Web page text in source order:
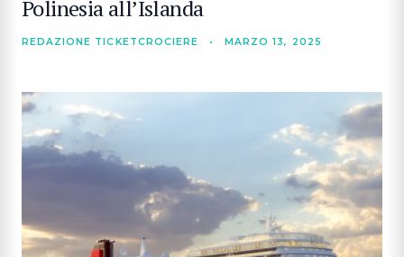
Polinesia all’Islanda
REDAZIONE TICKETCROCIERE • MARZO 13, 2025